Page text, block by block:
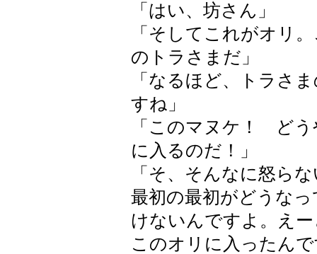
「はい、坊さん」
「そしてこれがオリ
のトラさまだ」
「なるほど、トラさ
すね」
「このマヌケ！ ど
に入るのだ！」
「そ、そんなに怒ら
最初の最初がどうな
けないんですよ。え
このオリに入ったん